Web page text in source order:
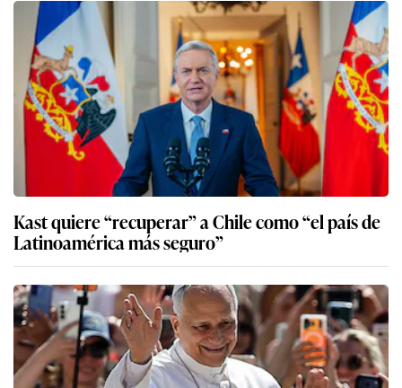
Kast quiere “recuperar” a Chile como “el país de
Latinoamérica más seguro”